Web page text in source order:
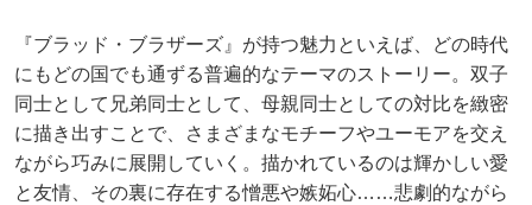
『ブラッド・ブラザーズ』が持つ魅力といえば、どの時代
にもどの国でも通ずる普遍的なテーマのストーリー。双子
同士として兄弟同士として、母親同士としての対比を緻密
に描き出すことで、さまざまなモチーフやユーモアを交え
ながら巧みに展開していく。描かれているのは輝かしい愛
と友情、その裏に存在する憎悪や嫉妬心……悲劇的ながら